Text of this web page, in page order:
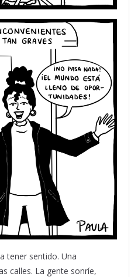
tener sentido. Una
calles. La gente sonríe,